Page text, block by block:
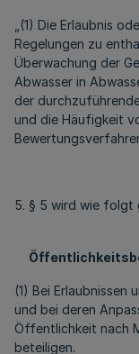
„(1) Die Erlaubnis
Regelungen zu
Überwachung der
Abwasser in
der
und die Häufigkeit
5. § 5 wird wie folgt
(1) Bei Erlaubnissen
und bei deren
Öffentlichkeit nach
beteiligen.